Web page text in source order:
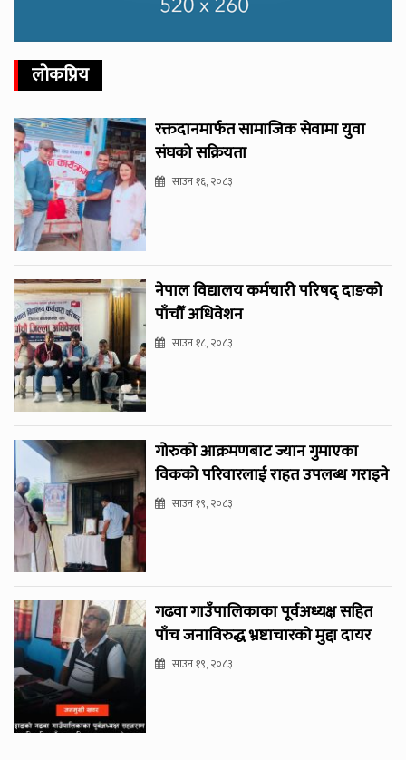
लोकप्रिय
रक्तदानमार्फत सामाजिक सेवामा युवा
संघको सक्रियता
साउन १६, २०८३
नेपाल विद्यालय कर्मचारी परिषद् दाङको
पाँचौँ अधिवेशन
साउन १८, २०८३
गोरुको आक्रमणबाट ज्यान गुमाएका
विकको परिवारलाई राहत उपलब्ध गराइने
साउन १९, २०८३
गढवा गाउँपालिकाका पूर्वअध्यक्ष सहित
पाँच जनाविरुद्ध भ्रष्टाचारको मुद्दा दायर
साउन १९, २०८३